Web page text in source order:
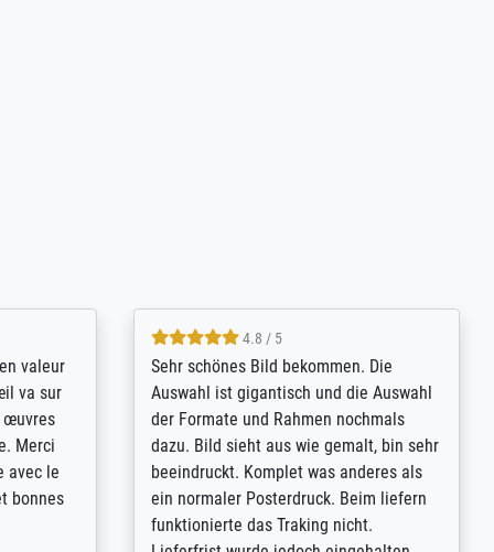
de
wat
4.8 / 5
So, I ordered a large print of The
Annunciation by Fra Angelico from a
very large and popular American
"art/poster" site advertising giclee print
quality. The quality for a large print was
atrocious. They refunded me when I sent
pictures of the blurry print vs. a